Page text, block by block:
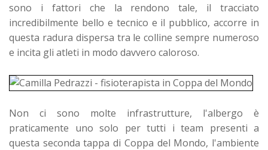
sono i fattori che la rendono tale, il tracciato
incredibilmente bello e tecnico e il pubblico, accorre in
questa radura dispersa tra le colline sempre numeroso
e incita gli atleti in modo davvero caloroso.
Non ci sono molte infrastrutture, l'albergo è
praticamente uno solo per tutti i team presenti a
questa seconda tappa di Coppa del Mondo, l'ambiente